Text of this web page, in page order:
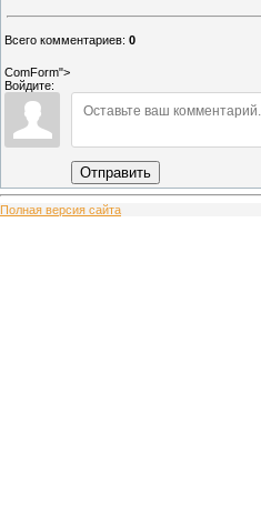
Всего комментариев: 0
ComForm">
Войдите:
Отправить
Полная версия сайта